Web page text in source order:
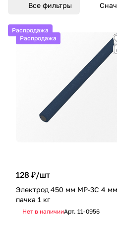
Все фильтры
Распродажа
128 ₽/шт
Электрод 450 мм MP-3C 4 мм
пачка 1 кг
Нет в наличииАрт. 11-0956
Распродажа